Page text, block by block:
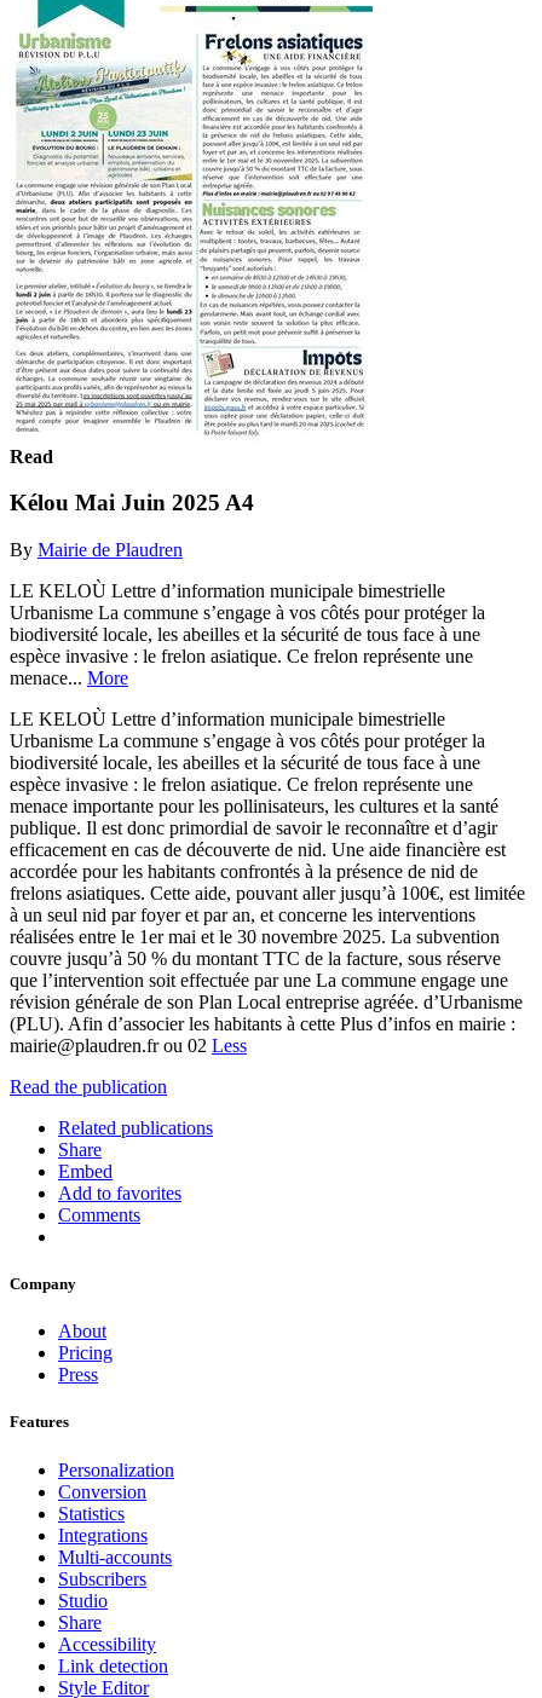
Read
Kélou Mai Juin 2025 A4
By Mairie de Plaudren
LE KELOÙ Lettre d’information municipale bimestrielle
Urbanisme La commune s’engage à vos côtés pour protéger la
biodiversité locale, les abeilles et la sécurité de tous face à une
espèce invasive : le frelon asiatique. Ce frelon représente une
menace... More
LE KELOÙ Lettre d’information municipale bimestrielle
Urbanisme La commune s’engage à vos côtés pour protéger la
biodiversité locale, les abeilles et la sécurité de tous face à une
espèce invasive : le frelon asiatique. Ce frelon représente une
menace importante pour les pollinisateurs, les cultures et la santé
publique. Il est donc primordial de savoir le reconnaître et d’agir
efficacement en cas de découverte de nid. Une aide financière est
accordée pour les habitants confrontés à la présence de nid de
frelons asiatiques. Cette aide, pouvant aller jusqu’à 100€, est limitée
à un seul nid par foyer et par an, et concerne les interventions
réalisées entre le 1er mai et le 30 novembre 2025. La subvention
couvre jusqu’à 50 % du montant TTC de la facture, sous réserve
que l’intervention soit effectuée par une La commune engage une
révision générale de son Plan Local entreprise agréée. d’Urbanisme
(PLU). Afin d’associer les habitants à cette Plus d’infos en mairie :
mairie@plaudren.fr ou 02 Less
Read the publication
Related publications
Share
Embed
Add to favorites
Comments
Company
About
Pricing
Press
Features
Personalization
Conversion
Statistics
Integrations
Multi-accounts
Subscribers
Studio
Share
Accessibility
Link detection
Style Editor